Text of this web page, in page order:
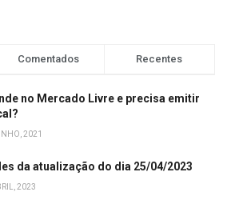
Comentados Recentes
no Mercado Livre e precisa emitir
2021
da atualização do dia 25/04/2023
2023